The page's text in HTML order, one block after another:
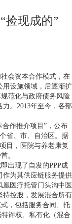
捡现成的”
社会资本合作模式，在
用设施领域，后逐渐扩
范化与政府债务风险
。2013年至今，各部
合作推介项目”，公布
省、市、自治区。据
目，医院与养老康复
。
出现了自发的PPP成
作为其供应链服务提供
凰医疗托管门头沟中医
持控股，发展混合所有
，包括服务合同、托
许权、私有化（混合